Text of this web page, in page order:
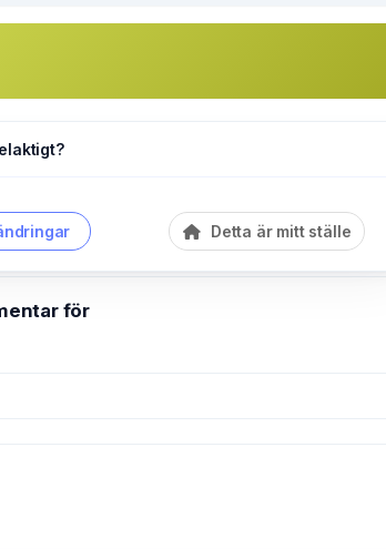
Detta är mitt ställe
för